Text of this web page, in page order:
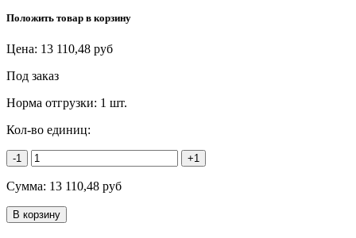
Положить товар в корзину
Цена: 13 110,48 руб
Под заказ
Норма отгрузки: 1 шт.
Кол-во единиц:
-1 +1
Сумма: 13 110,48 руб